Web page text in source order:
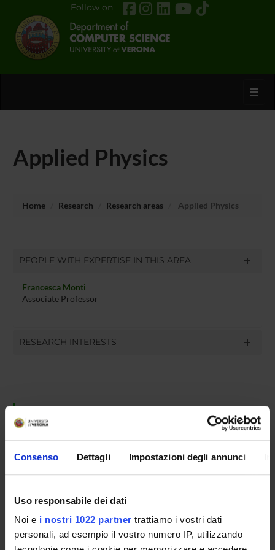
Consenso Dettagli Impostazioni degli annunci
Uso responsabile dei dati
Noi e i nostri 1022 partner trattiamo i vostri dati
personali, ad esempio il vostro numero IP, utilizzando
Follow on
Applied Physics
Home Research Research areas Applied Physics
PEOPLE WITH EXPERTISE IN THIS AREA
Francesca Monti
Associate Professor
RESEARCH INTERESTS
ACTIVITIES
Algebra, Geometry, and Mathematical Logic
Bioinformatics and medical informatics
Software Engineering and Formal Verification
Artificial Intelligence